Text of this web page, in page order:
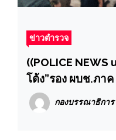
ข่าวตำรวจ
((POLICE
โต้ง”รอง ผบช.ภา
เสา-สัญญาณโทร
วังตะเคียน ฝั่งตรง
กองบรรณาธิการ